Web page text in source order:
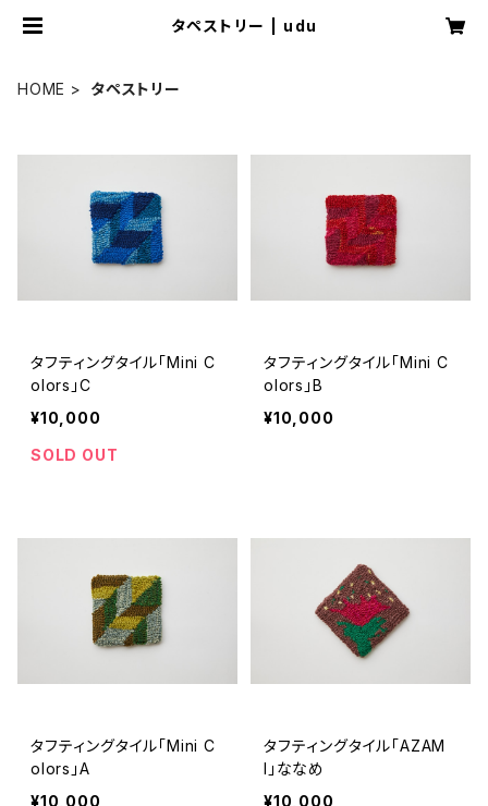
タペストリー | udu
HOME タペストリー
タフティングタイル「Mini C
olors」C
¥10,000
SOLD OUT
タフティングタイル「Mini C
olors」B
¥10,000
タフティングタイル「Mini C
olors」A
¥10,000
タフティングタイル「AZAM
I」ななめ
¥10,000